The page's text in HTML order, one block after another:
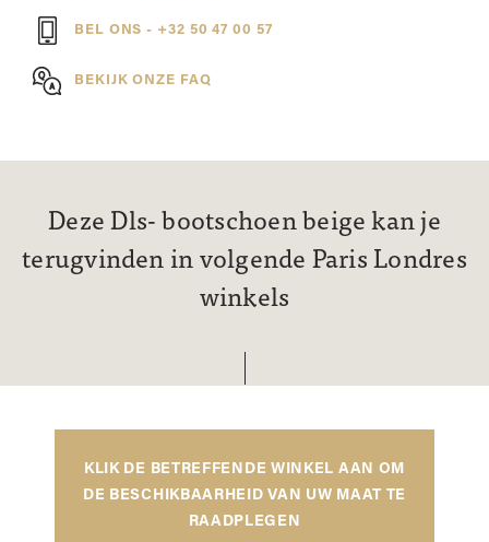
BEL ONS - +32 50 47 00 57
BEKIJK ONZE FAQ
Deze Dls- bootschoen beige kan je
terugvinden in volgende Paris Londres
winkels
KLIK DE BETREFFENDE WINKEL AAN OM
DE BESCHIKBAARHEID VAN UW MAAT TE
RAADPLEGEN